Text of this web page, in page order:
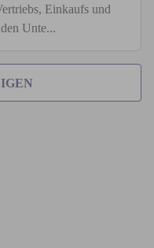
Einkaufs und
Unte...